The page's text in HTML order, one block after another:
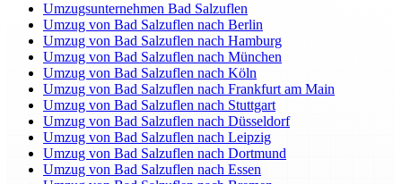
Umzugsunternehmen Bad Salzuflen
Umzug von Bad Salzuflen nach Berlin
Umzug von Bad Salzuflen nach Hamburg
Umzug von Bad Salzuflen nach München
Umzug von Bad Salzuflen nach Köln
Umzug von Bad Salzuflen nach Frankfurt am Main
Umzug von Bad Salzuflen nach Stuttgart
Umzug von Bad Salzuflen nach Düsseldorf
Umzug von Bad Salzuflen nach Leipzig
Umzug von Bad Salzuflen nach Dortmund
Umzug von Bad Salzuflen nach Essen